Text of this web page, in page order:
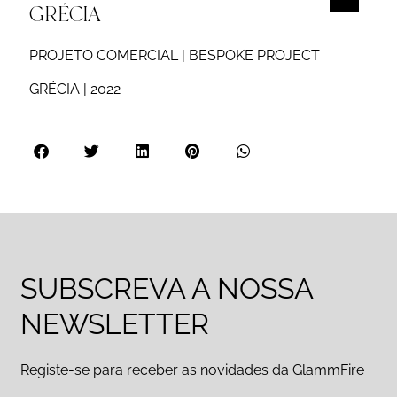
GRÉCIA
PROJETO COMERCIAL | BESPOKE PROJECT
GRÉCIA | 2022
SUBSCREVA A NOSSA
NEWSLETTER
Registe-se para receber as novidades da GlammFire